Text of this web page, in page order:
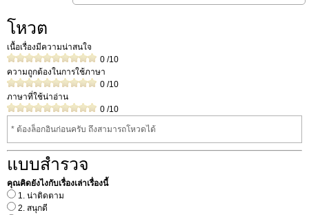
โหวต
เนื้อเรื่องมีความน่าสนใจ
0 /10
ความถูกต้องในการใช้ภาษา
0 /10
ภาษาที่ใช้น่าอ่าน
0 /10
* ต้องล็อกอินก่อนครับ ถึงสามารถโหวดได้
แบบสำรวจ
คุณคิดยังไงกับเรื่องเล่าเรื่องนี้
1. น่าติดตาม
2. สนุกดี